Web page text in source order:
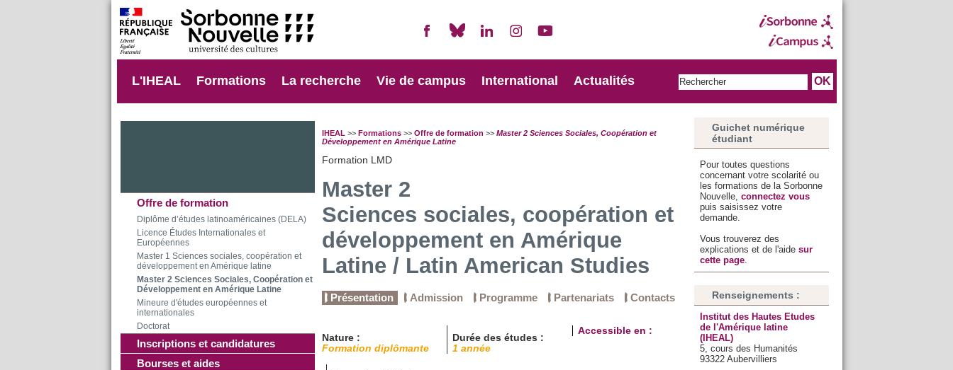
L'IHEAL Formations La recherche Vie de campus International Actualités
Offre de formation
Diplôme d’études latino­américaines (DELA)
Licence Études Internationales et
Européennes
Master 1 Sciences sociales, coopération et
développement en Amérique latine
Master 2 Sciences Sociales, Coopération et
Développement en Amérique Latine
Mineure d'études européennes et
internationales
Doctorat
Inscriptions et candidatures
Bourses et aides
IHEAL >> Formations>> Offre de formation >> Master 2 Sciences Sociales, Coopération et
Développement en Amérique Latine
Formation LMD
Master 2
Sciences sociales, coopération et
développement en Amérique
Latine / Latin American Studies
Présentation Admission Programme Partenariats Contacts
Nature :
Formation diplômante
Durée des études :
1 année
Accessible en :
Guichet numérique
étudiant
Pour toutes questions
concernant votre scolarité ou
les formations de la Sorbonne
Nouvelle, connectez vous
puis saisissez votre
demande.
Vous trouverez des
explications et de l'aide sur
cette page.
Renseignements :
Institut des Hautes Etudes
de l'Amérique latine
(IHEAL)
5, cours des Humanités
93322 Aubervilliers